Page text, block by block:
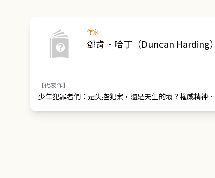
作家
鄧肯．哈丁（Duncan Harding）
【代表作】
少年犯罪者們：是失控犯案，還是天生的壞？權威精神科